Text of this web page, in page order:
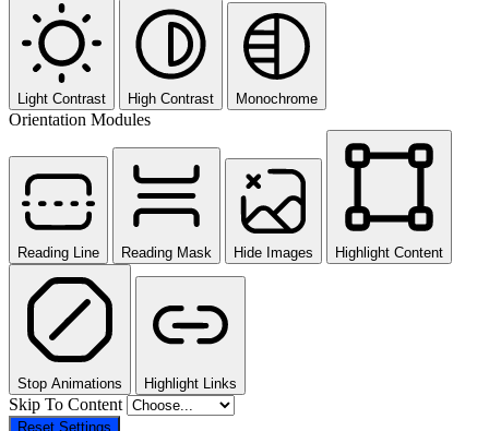
Light Contrast High Contrast Monochrome
Orientation Modules
Reading Line Reading Mask Hide Images Highlight Content
Stop Animations Highlight Links
Skip To Content
Reset Settings